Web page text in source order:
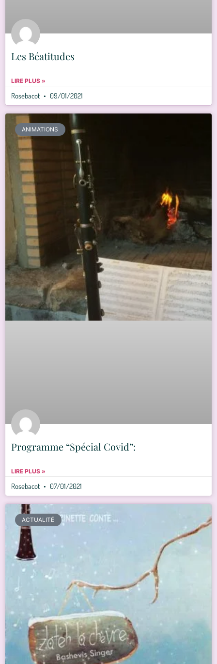
Les Béatitudes
LIRE PLUS »
Rosebacot 09/01/2021
ANIMATIONS
Programme “Spécial Covid”:
LIRE PLUS »
Rosebacot 07/01/2021
ACTUALITÉ